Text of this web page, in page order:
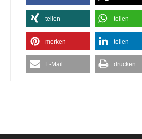
teilen teilen
merken teilen
E-Mail drucken